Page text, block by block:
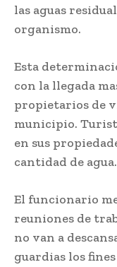
las aguas
organismo.
Esta
con la llegada
propietarios de
municipio.
en sus
cantidad de agua.
El funcionario
reuniones de
no van a
guardias los